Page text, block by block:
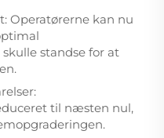
Operatørerne kan nu
standse for at
til næsten nul,